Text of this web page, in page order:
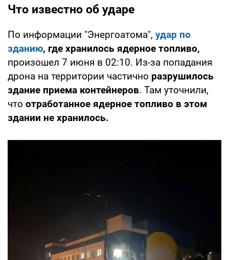
Что известно об ударе
По информации "Энергоатома", удар по
зданию, где хранилось ядерное топливо,
произошел 7 июня в 02:10. Из-за попадания
дрона на территории частично разрушилось
здание приема контейнеров. Там уточнили,
что отработанное ядерное топливо в этом
здании не хранилось.